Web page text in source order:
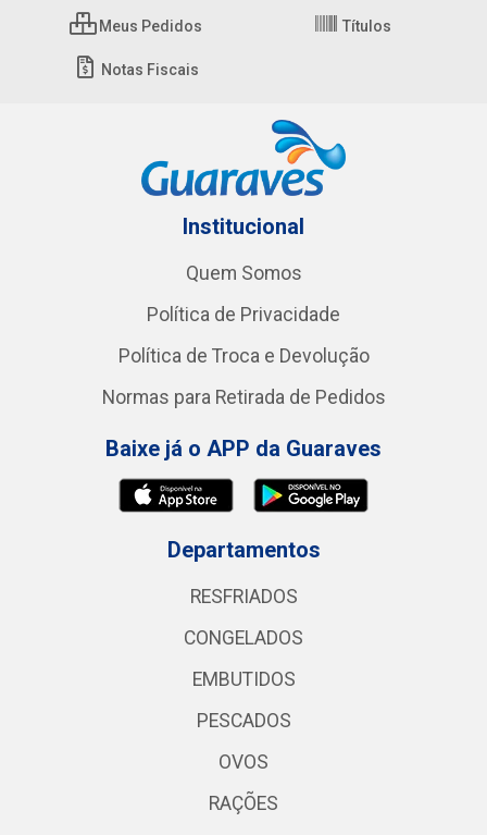
Meus Pedidos Títulos
Notas Fiscais
Institucional
Quem Somos
Política de Privacidade
Política de Troca e Devolução
Normas para Retirada de Pedidos
Baixe já o APP da Guaraves
Departamentos
RESFRIADOS
CONGELADOS
EMBUTIDOS
PESCADOS
OVOS
RAÇÕES